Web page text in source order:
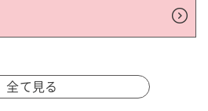
全て見る